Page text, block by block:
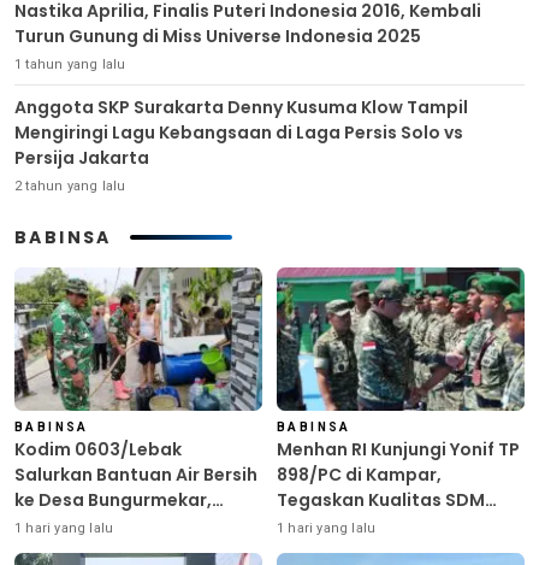
Nastika Aprilia, Finalis Puteri Indonesia 2016, Kembali
Turun Gunung di Miss Universe Indonesia 2025
1 tahun yang lalu
Anggota SKP Surakarta Denny Kusuma Klow Tampil
Mengiringi Lagu Kebangsaan di Laga Persis Solo vs
Persija Jakarta
2 tahun yang lalu
BABINSA
BABINSA
Kodim 0603/Lebak
Salurkan Bantuan Air Bersih
ke Desa Bungurmekar,
Ringankan Beban Warga
Terdampak Kemarau
1 hari yang lalu
BABINSA
Menhan RI Kunjungi Yonif TP
898/PC di Kampar,
Tegaskan Kualitas SDM
Kunci Kekuatan TNI
1 hari yang lalu